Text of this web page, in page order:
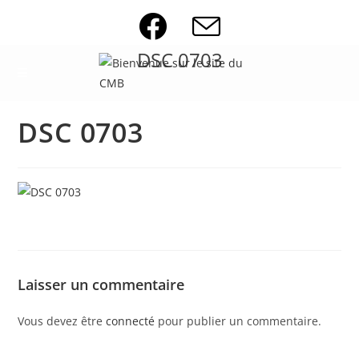
DSC 0703
DSC 0703
Laisser un commentaire
Vous devez êtreconnecté pour publier un commentaire.